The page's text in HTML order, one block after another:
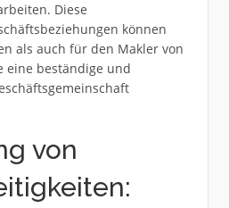
Diese
können
als auch für den Makler von
eine beständige und
von